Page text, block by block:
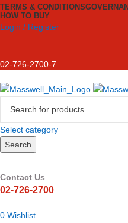
TERMS & CONDITIONS
HOW TO BUY
Login / Register
02-726-2700-7
Select category
Search
Contact Us
02-726-2700
0 Wishlist